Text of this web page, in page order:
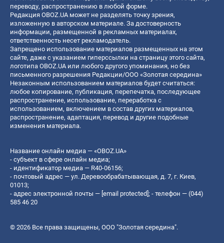
переводу, распространению в любой форме.
Редакция OBOZ.UA может не разделять точку зрения,
изложенную в авторском материале. За достоверность
информации, размещенной в рекламных материалах,
ответственность несет рекламодатель.
Запрещено использование материалов размещенных на этом
сайте, даже с указанием гиперссылки на страницу этого сайта,
логотипа OBOZ.UA или любого другого упоминания, но без
письменного разрешения Редакции/ООО «Золотая середина»
Незаконным использованием материалов будет считаться:
любое копирование, публикация, перепечатка, последующее
распространение, использование, переработка с
использованием, включением в состав других материалов,
распространение, адаптация, перевод и другие подобные
изменения материала.
Название онлайн медиа — «OBOZ.UA»
- субъект в сфере онлайн медиа;
- идентификатор медиа — R40-06156;
- почтовый адрес — ул. Деревообрабатывающая, д. 7, г. Киев,
01013;
- адрес электронной почты — [email protected]; - телефон — (044)
585 46 20
© 2026 Все права защищены, ООО "Золотая середина".